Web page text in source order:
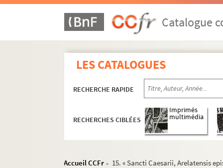
Catalogue
LES CATALOGUES
RECHERCHE RAPIDE
RECHERCHES CIBLÉES
Imprimés
multimédia
Accueil CCFr > 15. « Sancti Caesarii, Arelatensis